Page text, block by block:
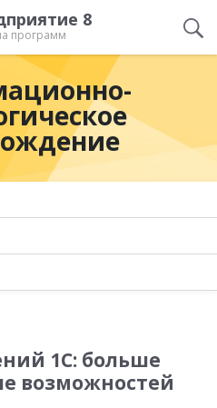
8
программ
1С: больше
возможностей